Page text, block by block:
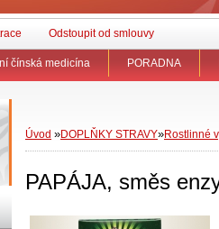
Odstoupit od smlouvy
čínská medicína PORADNA
Úvod »DOPLŇKY STRAVY»Rostlinné
PAPÁJA, směs